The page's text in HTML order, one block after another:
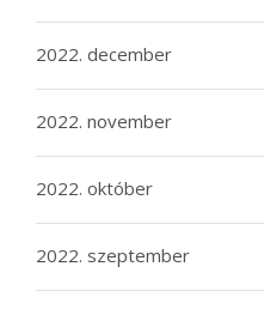
2022. december
2022. november
2022. október
2022. szeptember